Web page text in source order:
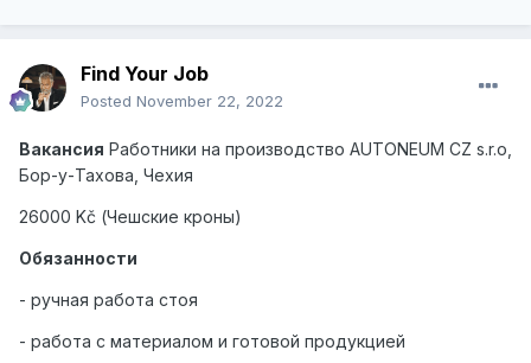
Find Your Job
Posted November 22, 2022
Вакансия Работники на производство AUTONEUM CZ s.r.o
Бор-у-Тахова, Чехия
26000 Kč (Чешские кроны)
Обязанности
- ручная работа стоя
- работа с материалом и готовой продукцией